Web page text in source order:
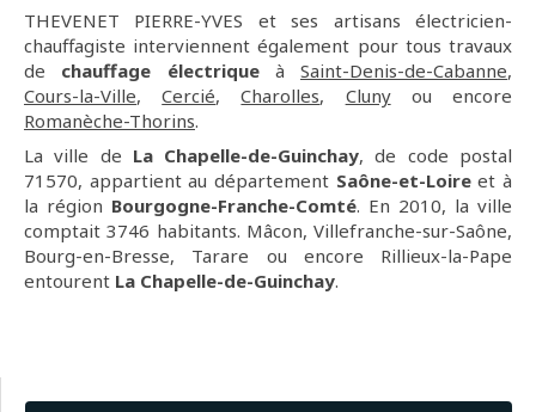
THEVENET PIERRE-YVES et ses artisans électricien-
chauffagiste interviennent également pour tous travaux
de chauffage électriqueà Saint-Denis-de-Cabanne,
Cours-la-Ville,Cercié,Charolles, Clunyou encore
Romanèche-Thorins.
La ville de La Chapelle-de-Guinchay, de code postal
71570, appartient au département Saône-et-Loireet à
la région Bourgogne-Franche-Comté. En 2010, la ville
comptait 3746 habitants. Mâcon, Villefranche-sur-Saône,
Bourg-en-Bresse, Tarare ou encore Rillieux-la-Pape
entourent La Chapelle-de-Guinchay.